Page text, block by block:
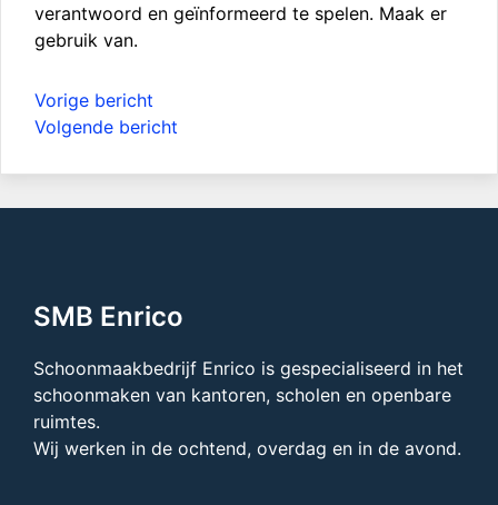
verantwoord en geïnformeerd te spelen. Maak er
gebruik van.
Bericht
navigatie
Vorige bericht
Volgende bericht
SMB Enrico
Schoonmaakbedrijf Enrico is gespecialiseerd in het
schoonmaken van kantoren, scholen en openbare
ruimtes.
Wij werken in de ochtend, overdag en in de avond.